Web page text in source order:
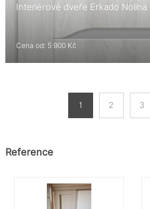
Interiérové dveře Erkado Nolina
Cena od: 5 900 Kč
1 2 3
Reference